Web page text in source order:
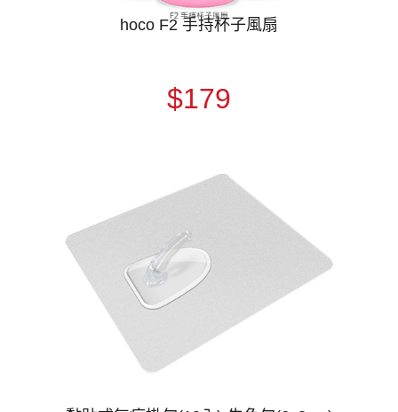
hoco F2 手持杯子風扇
$179